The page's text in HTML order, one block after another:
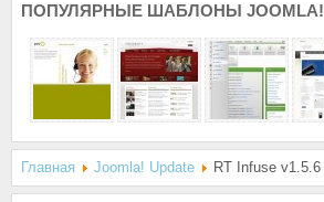
ПОПУЛЯРНЫЕ ШАБЛОНЫ JOOMLA!
Главная Joomla! Update RT Infuse v1.5.6